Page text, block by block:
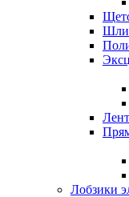
Лобзики